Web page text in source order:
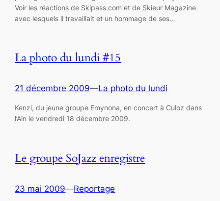
Voir les réactions de Skipass.com et de Skieur Magazine
avec lesquels il travaillait et un hommage de ses…
La photo du lundi #15
21 décembre 2009—La photo du lundi
Kenzi, du jeune groupe Emynona, en concert à Culoz dans
l’Ain le vendredi 18 décembre 2009.
Le groupe SoJazz enregistre
23 mai 2009—Reportage